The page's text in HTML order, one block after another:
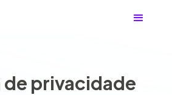
de privacidade